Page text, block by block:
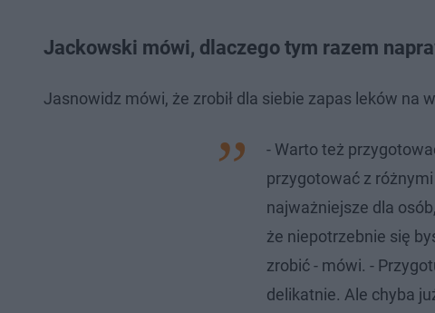
Jackowski mówi, dlaczego tym razem
Jasnowidz mówi, że zrobił dla siebie zapas leków na
- Warto też
przygotować z
najważniejsze dla
że niepotrzebnie się
zrobić - mówi. -
delikatnie. Ale chyba